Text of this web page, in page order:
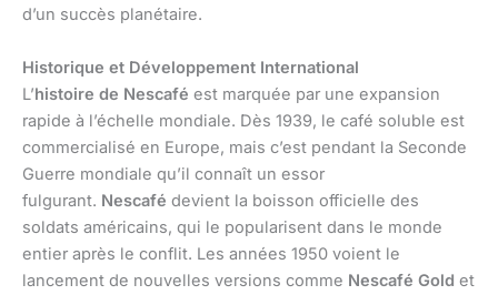
d’un succès planétaire.
Historique et Développement International
L’histoire de Nescafé est marquée par une expansion
rapide à l’échelle mondiale. Dès 1939, le café soluble est
commercialisé en Europe, mais c’est pendant la Seconde
Guerre mondiale qu’il connaît un essor
fulgurant. Nescafé devient la boisson officielle des
soldats américains, qui le popularisent dans le monde
entier après le conflit. Les années 1950 voient le
lancement de nouvelles versions comme Nescafé Gold et